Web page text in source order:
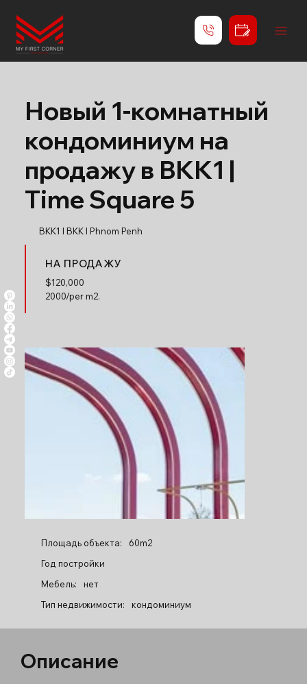
Новый 1-комнатный
кондоминиум на
продажу в BKK1 |
Time Square 5
BKK1 l BKK l Phnom Penh
НА ПРОДАЖУ
$120,000
2000/per m2.
Площадь объекта:
60m2
Год постройки
Мебель:
нет
Тип недвижимости:
кондоминиум
Описание